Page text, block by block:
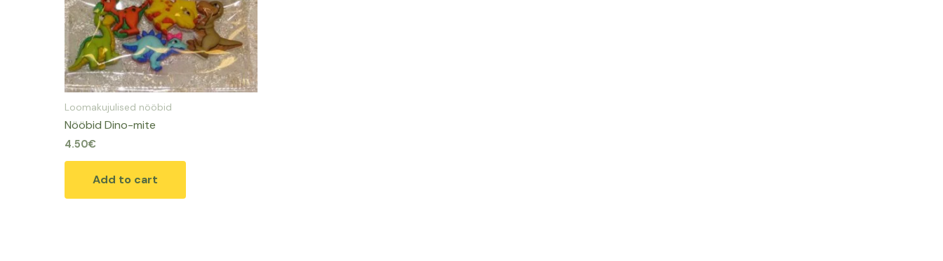
Loomakujulised nööbid
Nööbid Dino-mite
4.50€
Add to cart